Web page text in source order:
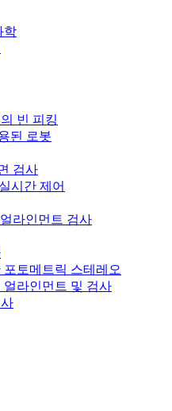
학
빈 피킹
된 로봇
검사
시간 제어
라인먼트 검사
토메트릭 스테레오
얼라인먼트 및 검사